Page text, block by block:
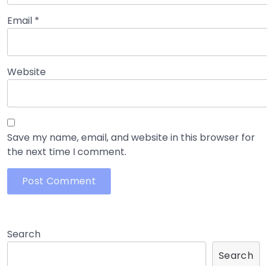
Email *
Website
Save my name, email, and website in this browser for
the next time I comment.
Search
Search